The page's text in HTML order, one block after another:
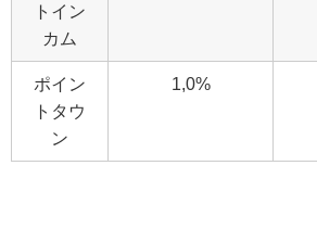
トイン
カム
ポイン
トタウ
ン
1,0%